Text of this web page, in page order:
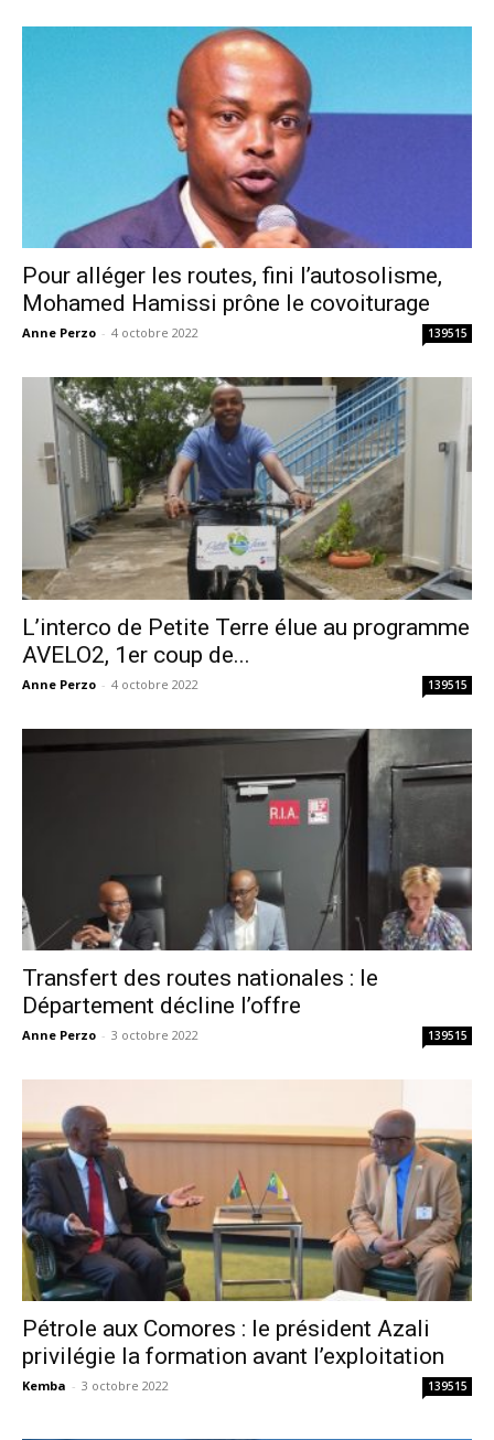
Pour alléger les routes, fini l’autosolisme,
Mohamed Hamissi prône le covoiturage
Anne Perzo - 4 octobre 2022 139515
L’interco de Petite Terre élue au programme
AVELO2, 1er coup de...
Anne Perzo - 4 octobre 2022 139515
Transfert des routes nationales : le
Département décline l’offre
Anne Perzo - 3 octobre 2022 139515
Pétrole aux Comores : le président Azali
privilégie la formation avant l’exploitation
Kemba - 3 octobre 2022 139515